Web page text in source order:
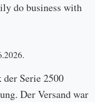
do business with
der Serie 2500
Der Versand war